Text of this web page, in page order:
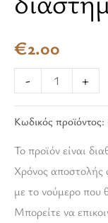
€2.00
- +
Κωδικός προϊόντος:
Το προϊόν είναι
Χρόνος αποστολής
με το νούμερο που
Μπορείτε να